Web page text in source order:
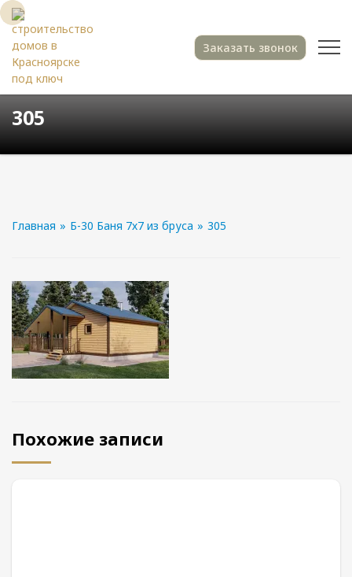
Заказать звонок
305
Главная » Б-30 Баня 7х7 из бруса » 305
Похожие записи